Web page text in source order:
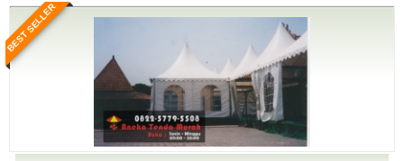
BEST SELLER